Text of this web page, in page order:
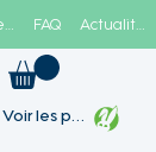
FAQ
Voir les points